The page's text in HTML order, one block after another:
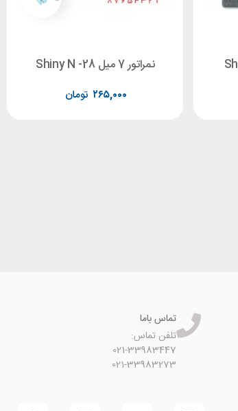
نمراتور 7 میل Shiny N -28
تومان ۲۶۵,۰۰۰
تماس باما
تلفن تماس:
021-33983447
021-33983273